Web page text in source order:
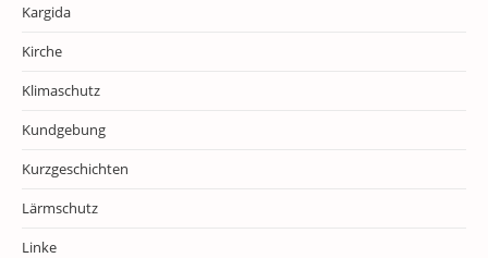
Kargida
Kirche
Klimaschutz
Kundgebung
Kurzgeschichten
Lärmschutz
Linke